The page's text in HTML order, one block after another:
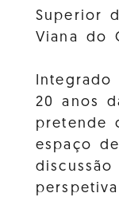
Superior
Viana do
20 anos
pretende
espaço